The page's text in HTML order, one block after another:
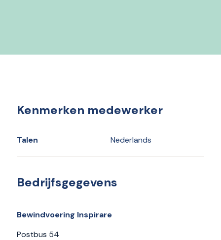
Kenmerken medewerker
Talen Nederlands
Bedrijfsgegevens
Bewindvoering Inspirare
Postbus 54